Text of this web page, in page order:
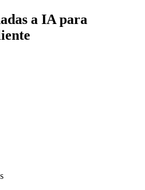
a IA para